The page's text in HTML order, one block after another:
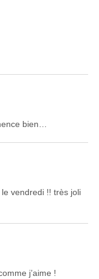
bien…
vendredi !! très joli
j’aime !